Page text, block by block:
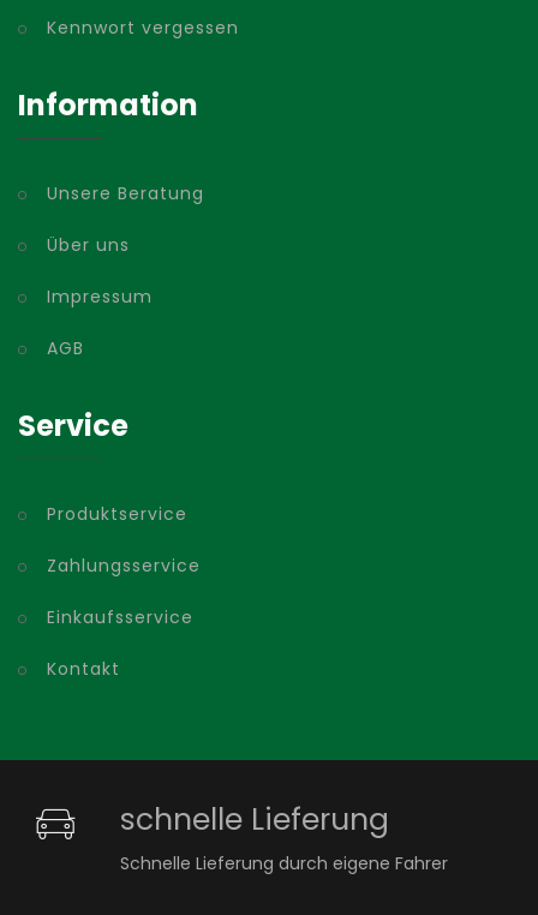
Kennwort vergessen
Information
Unsere Beratung
Über uns
Impressum
AGB
Service
Produktservice
Zahlungsservice
Einkaufsservice
Kontakt
schnelle Lieferung
Schnelle Lieferung durch eigene Fahrer